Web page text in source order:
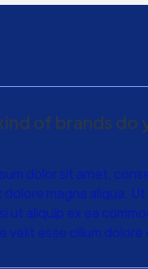
of brands do
dolor sit amet,
magna aliqua.
ut aliquip ex ea
velit esse cillum dolore